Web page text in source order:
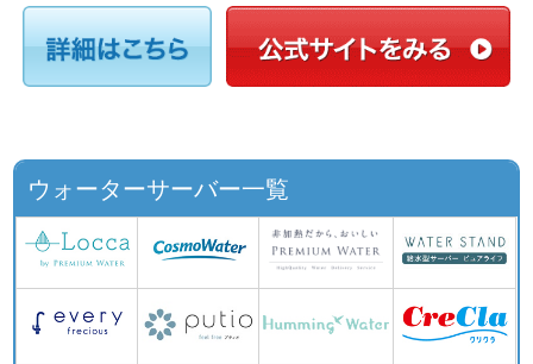
ウォーターサーバー一覧